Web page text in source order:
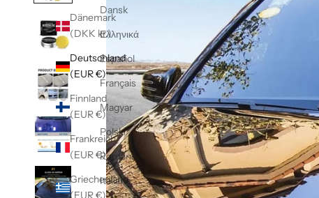
Dänemark
(DKK kr.)
Deutschland
(EUR €)
Finnland
(EUR €)
Frankreich
(EUR €)
Griechenland
(EUR €)
Dansk
Ελληνικά
Español
Français
Magyar
Polski
Română
Italiano